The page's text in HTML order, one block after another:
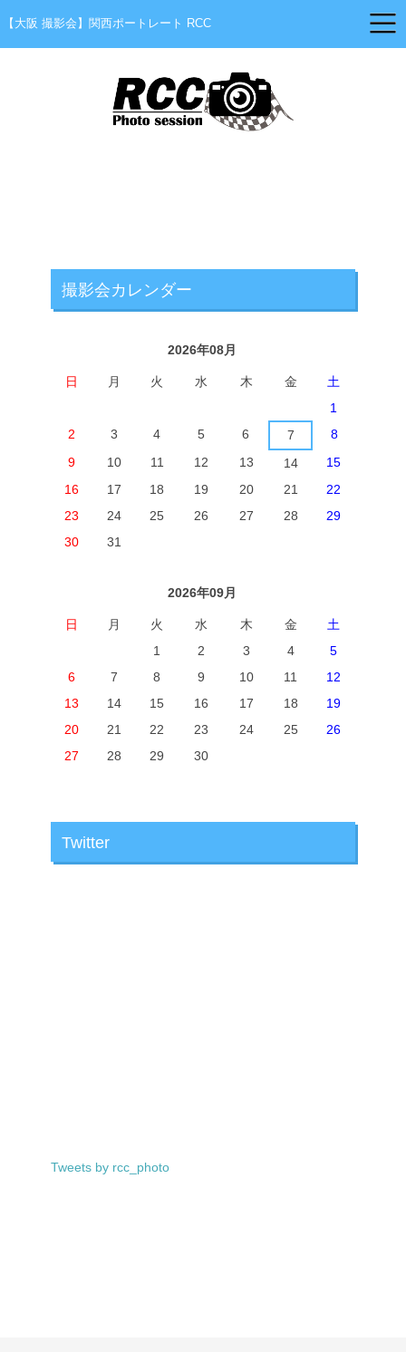
【大阪 撮影会】関西ポートレート RCC
撮影会カレンダー
2026年08月
日 月 火 水 木 金
土
1
2
3 4 5 6 7
8
9
10 11 12 13 14
15
16
17 18 19 20 21
22
23
24 25 26 27 28
29
30
31
2026年09月
日 月 火 水 木 金
土
1
2 3 4
5
6
7 8 9 10 11
12
13
14 15 16 17 18
19
20
21 22 23 24 25
26
27
28 29 30
Twitter
Tweets by rcc_photo